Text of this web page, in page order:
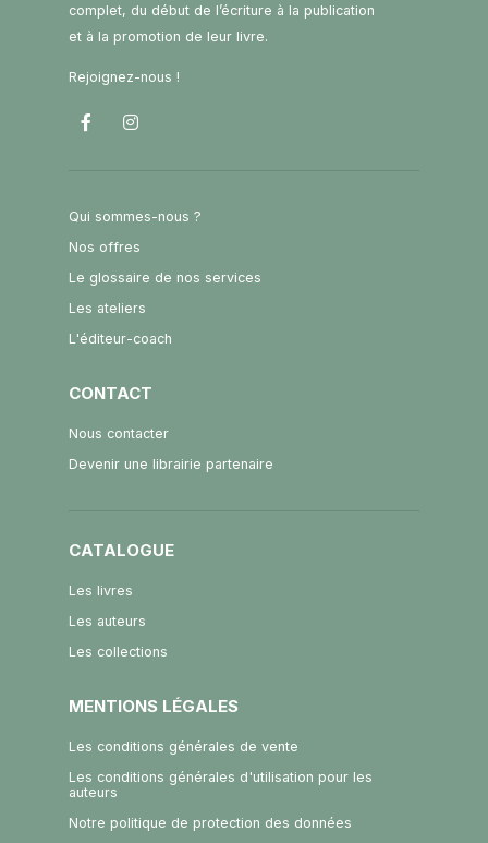
complet, du début de l’écriture à la publication
et à la promotion de leur livre.
Rejoignez-nous !
Qui sommes-nous ?
Nos offres
Le glossaire de nos services
Les ateliers
L'éditeur-coach
CONTACT
Nous contacter
Devenir une librairie partenaire
CATALOGUE
Les livres
Les auteurs
Les collections
MENTIONS LÉGALES
Les conditions générales de vente
Les conditions générales d'utilisation pour les
auteurs
Notre politique de protection des données